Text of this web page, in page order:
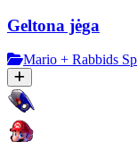
Geltona jėga
Mario + Rabbids